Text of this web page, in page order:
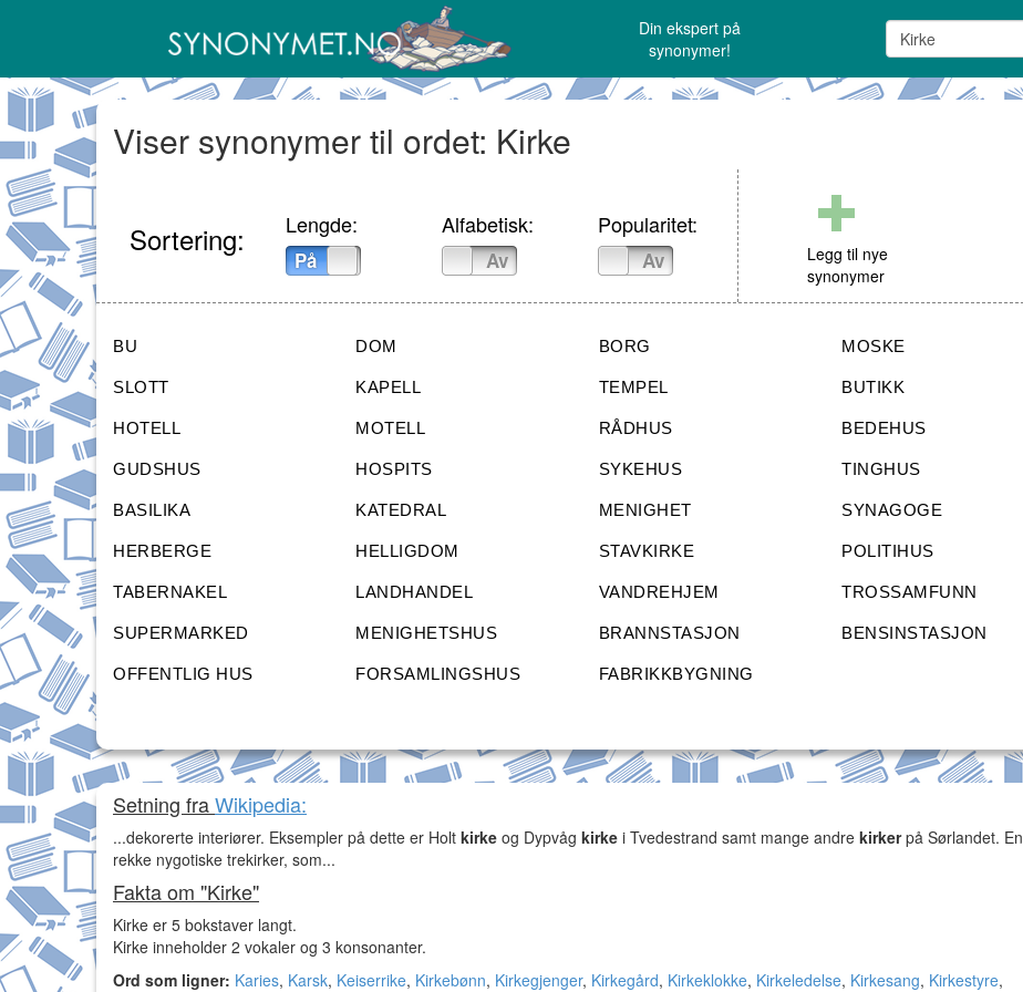
Din ekspert på
synonymer!
Viser synonymer til ordet: Kirke
Sortering: Lengde:
På
Alfabetisk:
Av
Popularitet:
Av
Legg til nye
synonymer
BU DOM BORG MOSKE
SLOTT KAPELL TEMPEL BUTIKK
HOTELL MOTELL RÅDHUS BEDEHUS
GUDSHUS HOSPITS SYKEHUS TINGHUS
BASILIKA KATEDRAL MENIGHET SYNAGOGE
HERBERGE HELLIGDOM STAVKIRKE POLITIHUS
TABERNAKEL LANDHANDEL VANDREHJEM TROSSAMFUNN
SUPERMARKED MENIGHETSHUS BRANNSTASJON BENSINSTASJON
OFFENTLIG HUS FORSAMLINGSHUS FABRIKKBYGNING
Setning fraWikipedia:
...dekorerte interiører. Eksempler på dette er Holt kirke og Dypvåg kirke i Tvedestrand samt mange andre kirkerpå Sørlandet. En
rekke nygotiske trekirker, som...
Fakta om "Kirke"
Kirke er 5 bokstaver langt.
Kirke inneholder 2 vokaler og 3 konsonanter.
Ord som ligner: Karies, Karsk, Keiserrike, Kirkebønn, Kirkegjenger, Kirkegård, Kirkeklokke, Kirkeledelse, Kirkesang, Kirkestyre,